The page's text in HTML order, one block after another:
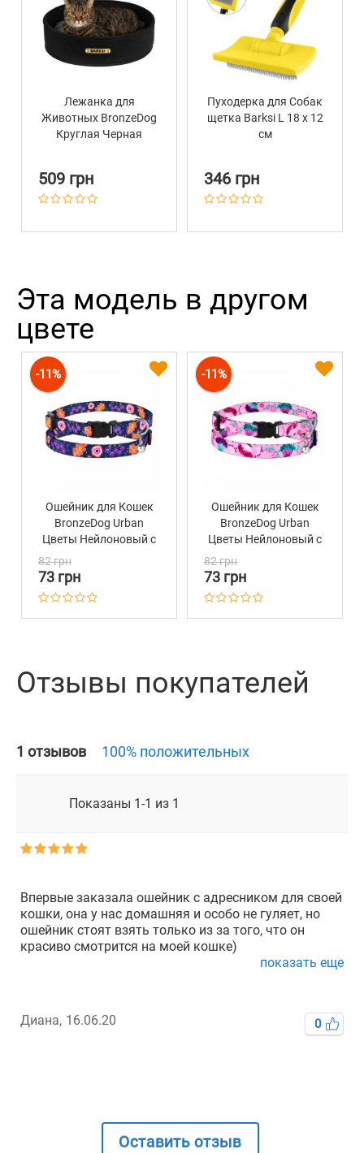
Лежанка для
Животных BronzeDog
Круглая Черная
509 грн
Пуходерка для Собак
щетка Barksi L 18 х 12
см
346 грн
Эта модель в другом
цвете
-11%
Ошейник для Кошек
BronzeDog Urban
Цветы Нейлоновый с
Пряжкой и
Колокольчиком
Синий
82 грн
73 грн
-11%
Ошейник для Кошек
BronzeDog Urban
Цветы Нейлоновый с
Пряжкой и
Колокольчиком
Розовый
82 грн
73 грн
Отзывы покупателей
1 отзывов 100% положительных
Показаны 1-1 из 1
Впервые заказала ошейник с адресником для своей
кошки, она у нас домашняя и особо не гуляет, но
ошейник стоят взять только из за того, что он
красиво смотрится на моей кошке)
показать еще
Диана, 16.06.20 0
Оставить отзыв